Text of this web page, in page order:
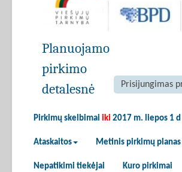
Prisijungimas
Pirkimų skelbimai iki 2017 m. liepos 1 d
Ataskaitos Metinis pirkimų planas
Nepatikimi tiekėjai Kuro pirkimai
Planuojamo
pirkimo
detalesnė